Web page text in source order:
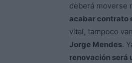
deberá moverse
acabar contrato
vital, tampoco
Jorge Mendes.
renovación será